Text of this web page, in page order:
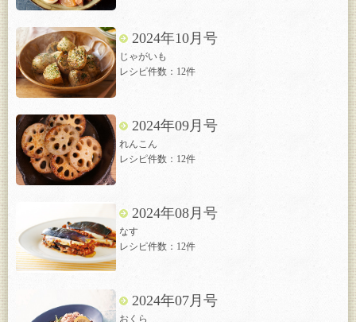
2024年10月号
じゃがいも
レシピ件数：12件
2024年09月号
れんこん
レシピ件数：12件
2024年08月号
なす
レシピ件数：12件
2024年07月号
おくら